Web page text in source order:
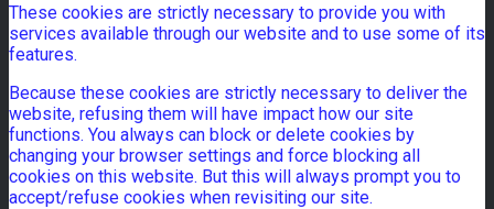
These cookies are strictly necessary to provide you with
services available through our website and to use some of its
features.
Because these cookies are strictly necessary to deliver the
website, refusing them will have impact how our site
functions. You always can block or delete cookies by
changing your browser settings and force blocking all
cookies on this website. But this will always prompt you to
accept/refuse cookies when revisiting our site.